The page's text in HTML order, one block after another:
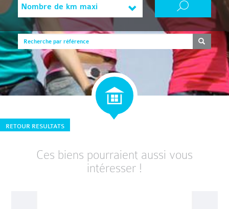
Nombre de km maxi
RETOUR RESULTATS
Ces biens pourraient aussi vous
intéresser !